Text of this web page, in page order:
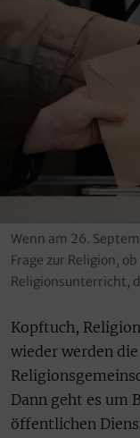
Wenn am 26.
Frage zur Religion,
Religionsunterricht,
Kopftuch,
wieder werden
Dann geht es um
öffentlichen